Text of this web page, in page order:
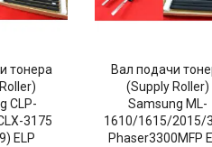
тонера
CLP-
3175
ELP
Вал подачи
(Supply Roller)
Samsung ML-
1610/1615/2015/
Phaser3300MFP